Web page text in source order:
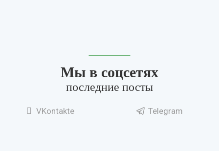
Мы в соцсетях
последние посты
VKontakte Telegram